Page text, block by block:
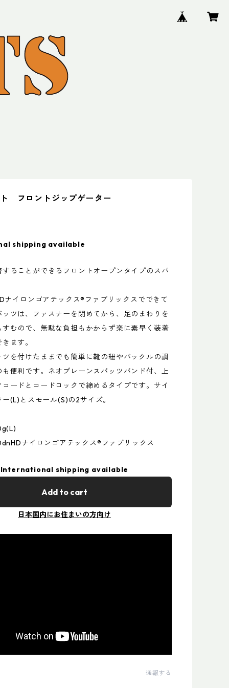
フロントジップゲーター
shipping available
ることができるフロントオープンタイプのスパ
ナイロンゴアテックス®ファブリックスでできて
ッツは、ファスナーを閉めてから、足のまわりを
すむので、無駄な負担もかからず楽に素早く装着
ます。
ツを付けたままでも簡単に靴の紐やバックルの調
も便利です。ネオプレーンスパッツバンド付、上
ードとコードロックで締めるタイプです。サイ
(L)とスモール(S)の2サイズ。
ナイロンゴアテックス®ファブリックス
International shipping available
Add to cart
日本国内にお住まいの方向け
通報する